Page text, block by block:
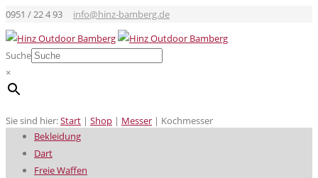
0951 / 22 4 93 info@hinz-bamberg.de
Suche
×
Sie sind hier:Start | Shop | Messer | Kochmesser
Bekleidung
Dart
Freie Waffen